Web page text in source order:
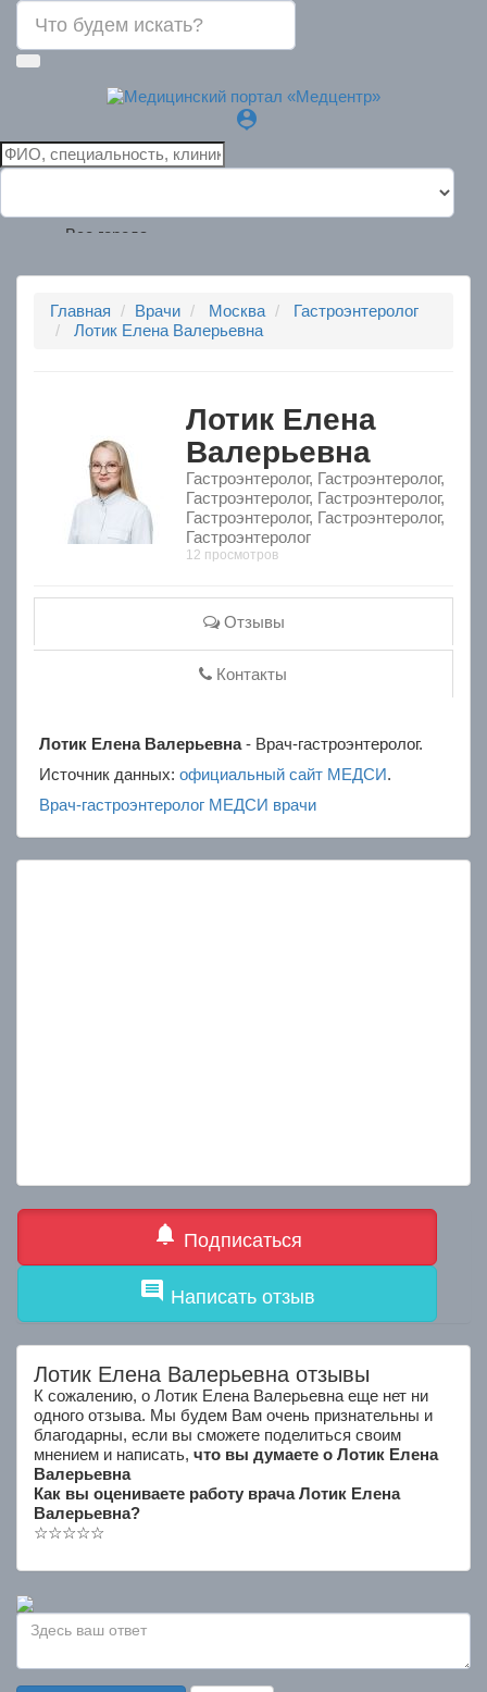
person_pin
Все города
Главная Врачи Москва
Гастроэнтеролог
Лотик Елена Валерьевна
Лотик Елена
Валерьевна
Гастроэнтеролог, Гастроэнтеролог,
Гастроэнтеролог, Гастроэнтеролог,
Гастроэнтеролог, Гастроэнтеролог,
Гастроэнтеролог
12 просмотров
Отзывы
Контакты
Лотик Елена Валерьевна- Врач-гастроэнтеролог.
Источник данных: официальный сайт МЕДСИ.
Врач-гастроэнтеролог МЕДСИ врачи
notifications Подписаться
comment Написать отзыв
Лотик Елена Валерьевна отзывы
К сожалению, о Лотик Елена Валерьевна еще нет ни
одного отзыва. Мы будем Вам очень признательны и
благодарны, если вы сможете поделиться своим
мнением и написать, что вы думаете о Лотик Елена
Валерьевна
Как вы оцениваете работу врача Лотик Елена
Валерьевна?
☆☆☆☆☆